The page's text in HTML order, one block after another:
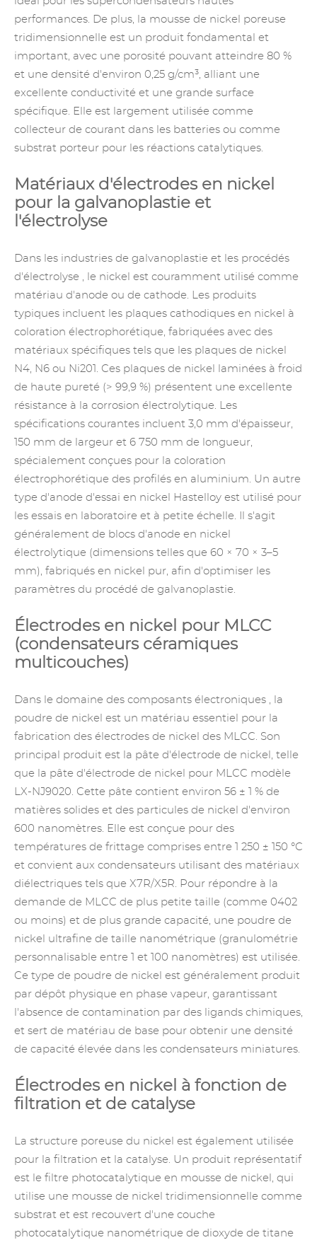
performances. De plus, la mousse de nickel poreuse
tridimensionnelle est un produit fondamental et
important, avec une porosité pouvant atteindre 80 %
et une densité d'environ 0,25 g/cm³, alliant une
excellente conductivité et une grande surface
spécifique. Elle est largement utilisée comme
collecteur de courant dans les batteries ou comme
substrat porteur pour les réactions catalytiques.
Matériaux d'électrodes en nickel
pour la galvanoplastie et
l'électrolyse
Dans les industries de galvanoplastie et les procédés
d'électrolyse , le nickel est couramment utilisé comme
matériau d'anode ou de cathode. Les produits
typiques incluent les plaques cathodiques en nickel à
coloration électrophorétique, fabriquées avec des
matériaux spécifiques tels que les plaques de nickel
N4, N6 ou Ni201. Ces plaques de nickel laminées à froid
de haute pureté (> 99,9 %) présentent une excellente
résistance à la corrosion électrolytique. Les
spécifications courantes incluent 3,0 mm d'épaisseur,
150 mm de largeur et 6 750 mm de longueur,
spécialement conçues pour la coloration
électrophorétique des profilés en aluminium. Un autre
type d'anode d'essai en nickel Hastelloy est utilisé pour
les essais en laboratoire et à petite échelle. Il s'agit
généralement de blocs d'anode en nickel
électrolytique (dimensions telles que 60 × 70 × 3–5
mm), fabriqués en nickel pur, afin d'optimiser les
paramètres du procédé de galvanoplastie.
Électrodes en nickel pour MLCC
(condensateurs céramiques
multicouches)
Dans le domaine des composants électroniques , la
poudre de nickel est un matériau essentiel pour la
fabrication des électrodes de nickel des MLCC. Son
principal produit est la pâte d'électrode de nickel, telle
que la pâte d'électrode de nickel pour MLCC modèle
LX-NJ9020. Cette pâte contient environ 56 ± 1 % de
matières solides et des particules de nickel d'environ
600 nanomètres. Elle est conçue pour des
températures de frittage comprises entre 1 250 ± 150 °C
et convient aux condensateurs utilisant des matériaux
diélectriques tels que X7R/X5R. Pour répondre à la
demande de MLCC de plus petite taille (comme 0402
ou moins) et de plus grande capacité, une poudre de
nickel ultrafine de taille nanométrique (granulométrie
personnalisable entre 1 et 100 nanomètres) est utilisée.
Ce type de poudre de nickel est généralement produit
par dépôt physique en phase vapeur, garantissant
l'absence de contamination par des ligands chimiques,
et sert de matériau de base pour obtenir une densité
de capacité élevée dans les condensateurs miniatures.
Électrodes en nickel à fonction de
filtration et de catalyse
La structure poreuse du nickel est également utilisée
pour la filtration et la catalyse. Un produit représentatif
est le filtre photocatalytique en mousse de nickel, qui
utilise une mousse de nickel tridimensionnelle comme
substrat et est recouvert d'une couche
photocatalytique nanométrique de dioxyde de titane